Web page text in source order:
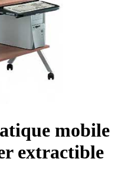
mobile
extractible